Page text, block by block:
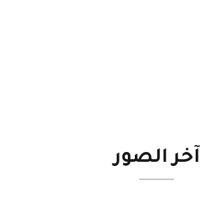
آخر الصور